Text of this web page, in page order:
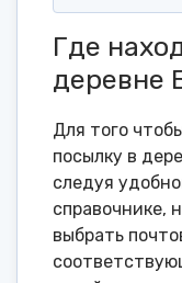
Где
деревне
Для того
посылку в
следуя
справочнике,
выбрать